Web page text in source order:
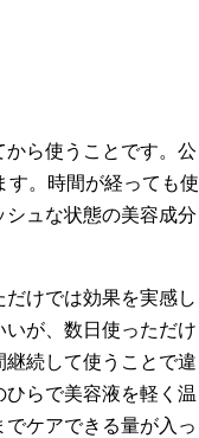
ら使うことです。公
す。時間が経っても使
ュな状態の美容成分
けでは効果を実感し
が、数日使っただけ
続して使うことで違
らで美容液を軽く温
ケアできる量が入っ